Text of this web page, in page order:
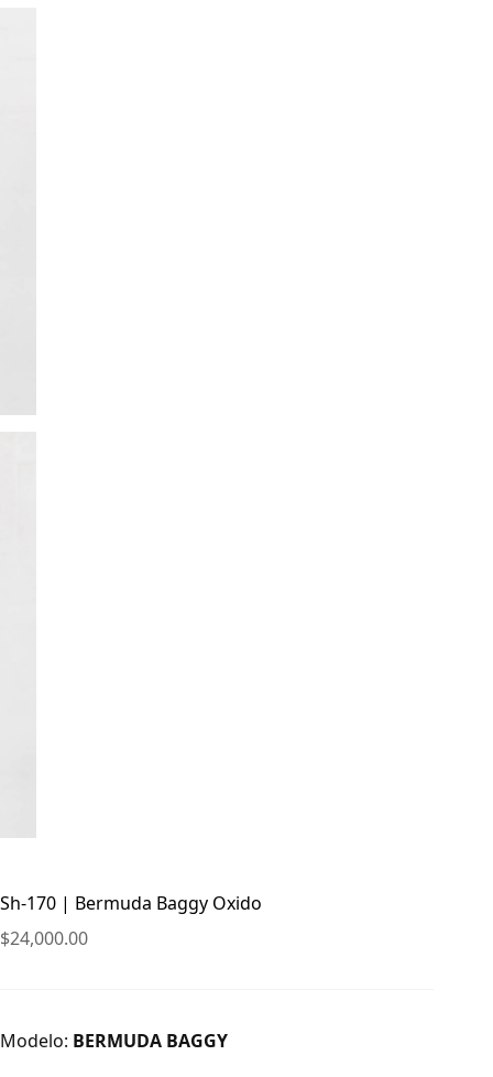
Sh-170 | Bermuda Baggy Oxido
$24,000.00
Modelo: BERMUDA BAGGY